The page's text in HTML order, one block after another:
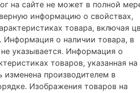
на сайте не может в полной
информацию о свойствах,
товара, включая
о наличии товара, в
не указывается. Информация о
товаров, указанная на
производителем в
Изображения товаров на